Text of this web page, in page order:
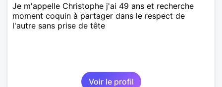
Je m'appelle Christophe j'ai 49 ans et recherche
moment coquin à partager dans le respect de
l'autre sans prise de tête
Voir le profil